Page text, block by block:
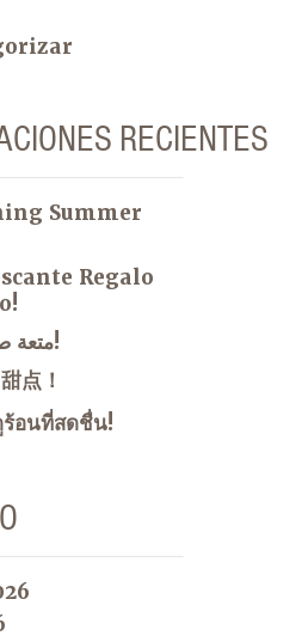
RECIENTES
Summer
Regalo
متعة صيفية منعشة!
点！
อนที่สดชื่น!